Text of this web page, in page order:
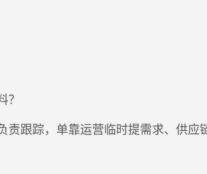
责跟踪，单靠运营临时提需求、供应